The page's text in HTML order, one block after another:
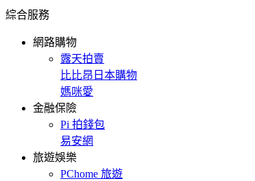
綜合服務
網路購物
露天拍賣
比比昂日本購物
媽咪愛
金融保險
Pi 拍錢包
易安網
旅遊娛樂
PChome 旅遊